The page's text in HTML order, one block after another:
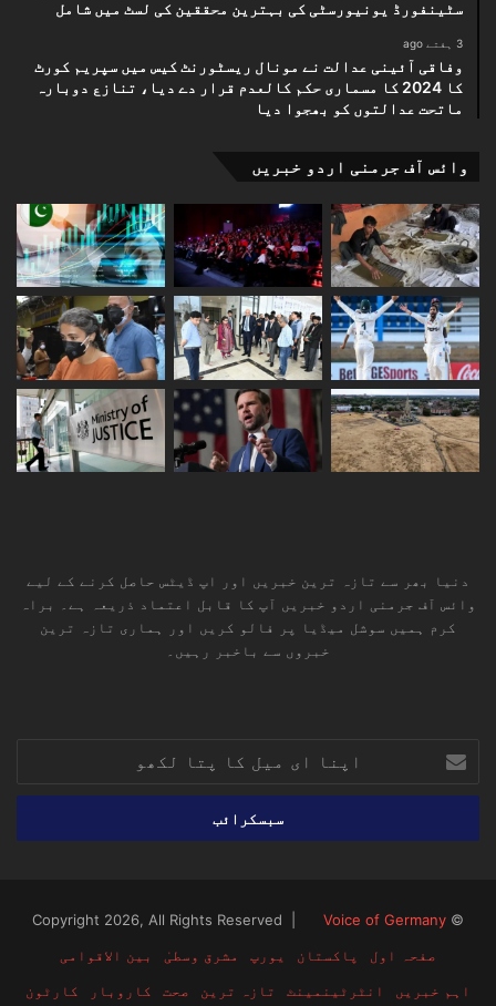
سٹینفورڈ یونیورسٹی کی بہترین محققین کی لسٹ میں شامل
3 ہفتے ago
وفاقی آئینی عدالت نے مونال ریسٹورنٹ کیس میں سپریم کورٹ
کا 2024 کا مسماری حکم کالعدم قرار دے دیا، تنازع دوبارہ
ماتحت عدالتوں کو بھجوا دیا
وائس آف جرمنی اردو خبریں
دنیا بھر سے تازہ ترین خبریں اور اپ ڈیٹس حاصل کرنے کے لیے
وائس آف جرمنی اردو خبریں آپ کا قابل اعتماد ذریعہ ہے۔ براہ
کرم ہمیں سوشل میڈیا پر فالو کریں اور ہماری تازہ ترین
خبروں سے باخبر رہیں۔
اپنا
ای
میل
پتا
© Copyright 2026, All Rights Reserved |
Voice of Germany
صفحہ اول
پاکستان یورپ مشرق وسطیٰ
بین الاقوامی
اہم خبریں
انٹرٹینمینٹ تازہ ترین صحت کاروبار کارٹون